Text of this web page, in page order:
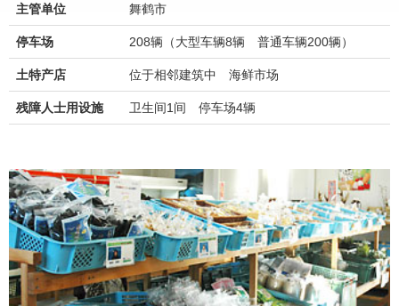
主管单位 舞鹤市
停车场 208辆（大型车辆8辆 普通车辆200辆）
土特产店 位于相邻建筑中 海鲜市场
残障人士用设施 卫生间1间 停车场4辆